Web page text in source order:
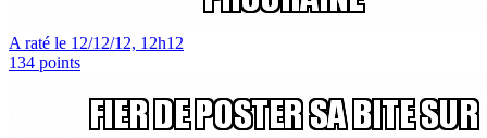
A raté le 12/12/12, 12h12
134 points